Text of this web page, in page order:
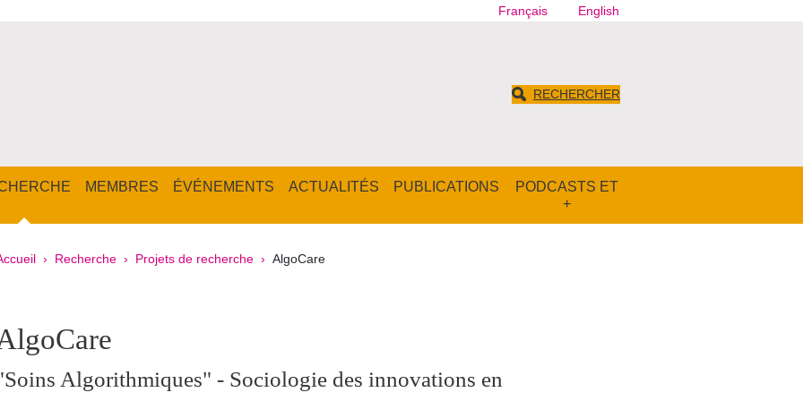
Français English
RECHERCHER
MEMBRES ÉVÉNEMENTS ACTUALITÉS PUBLICATIONS
PODCASTS ET
+
d'Ariane
Recherche Projets de recherche AlgoCare
Sidebar
Algorithmiques" - Sociologie des innovations en